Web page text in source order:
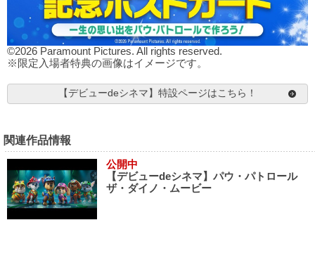
©2026 Paramount Pictures. All rights reserved.
※限定入場者特典の画像はイメージです。
【デビューdeシネマ】特設ページはこちら！
関連作品情報
公開中
【デビューdeシネマ】パウ・パトロール
ザ・ダイノ・ムービー